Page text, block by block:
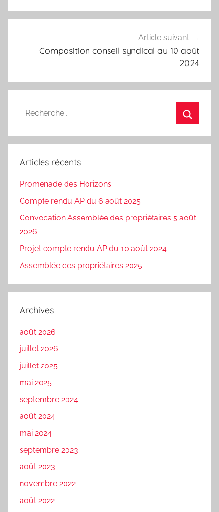
Article suivant
Composition conseil syndical au 10 août
2024
Recherche
:
Articles récents
Promenade des Horizons
Compte rendu AP du 6 août 2025
Convocation Assemblée des propriétaires 5 août
2026
Projet compte rendu AP du 10 août 2024
Assemblée des propriétaires 2025
Archives
août 2026
juillet 2026
juillet 2025
mai 2025
septembre 2024
août 2024
mai 2024
septembre 2023
août 2023
novembre 2022
août 2022